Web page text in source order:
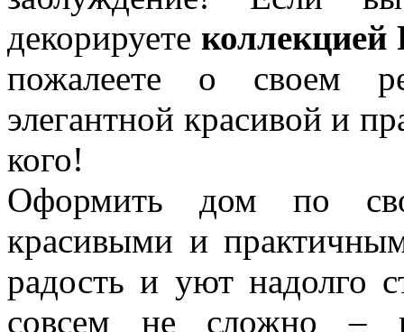
декорируете коллекцией
пожалеете о своем
элегантной красивой и
кого!
Оформить дом по
красивыми и
радость и уют надолго
совсем не сложно –